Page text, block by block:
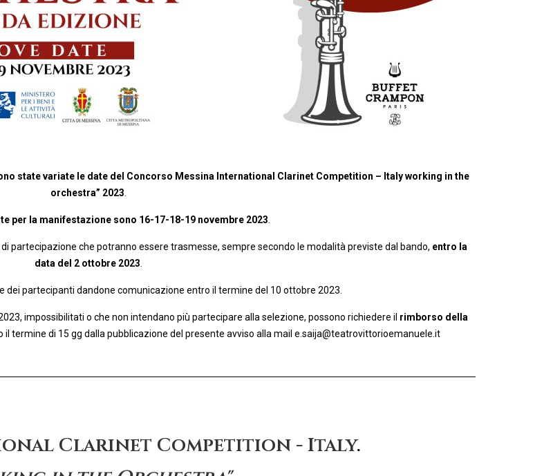
state variate le date del Concorso Messina International Clarinet Competition – Italy working in the
orchestra” 2023
per la manifestazione sono 16-17-18-19 novembre 2023
di partecipazione che potranno essere trasmesse, sempre secondo le modalità previste dal bando, entro la
data del 2 ottobre 2023
dei partecipanti dandone comunicazione entro il termine del 10 ottobre 2023.
impossibilitati o che non intendano più partecipare alla selezione, possono richiedere il rimborso della
il termine di 15 gg dalla pubblicazione del presente avviso alla mail e.saija@teatrovittorioemanuele.it
Clarinet Competition - Italy.